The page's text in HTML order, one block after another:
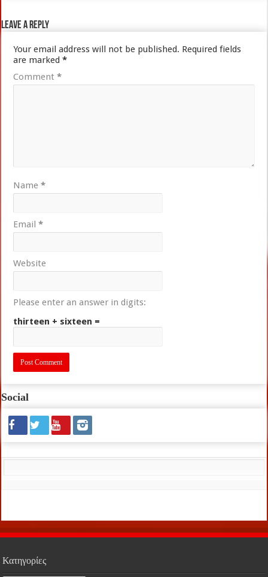
Leave a Reply
Your email address will not be published. Required fields
are marked*
Comment*
Name*
Email*
Website
Please enter an answer in digits:
thirteen + sixteen =
Social
Κατηγορίες